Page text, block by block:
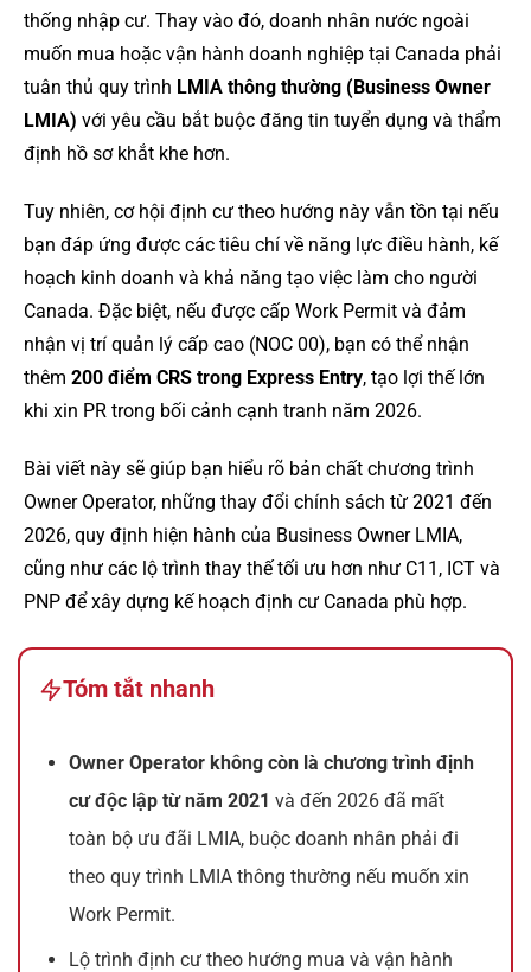
thống nhập cư. Thay vào đó, doanh nhân nước ngoài
muốn mua hoặc vận hành doanh nghiệp tại Canada phải
tuân thủ quy trình LMIA thông thường (Business Owner
LMIA) với yêu cầu bắt buộc đăng tin tuyển dụng và thẩm
định hồ sơ khắt khe hơn.
Tuy nhiên, cơ hội định cư theo hướng này vẫn tồn tại nếu
bạn đáp ứng được các tiêu chí về năng lực điều hành, kế
hoạch kinh doanh và khả năng tạo việc làm cho người
Canada. Đặc biệt, nếu được cấp Work Permit và đảm
nhận vị trí quản lý cấp cao (NOC 00), bạn có thể nhận
thêm 200 điểm CRS trong Express Entry, tạo lợi thế lớn
khi xin PR trong bối cảnh cạnh tranh năm 2026.
Bài viết này sẽ giúp bạn hiểu rõ bản chất chương trình
Owner Operator, những thay đổi chính sách từ 2021 đến
2026, quy định hiện hành của Business Owner LMIA,
cũng như các lộ trình thay thế tối ưu hơn như C11, ICT và
PNP để xây dựng kế hoạch định cư Canada phù hợp.
Tóm tắt nhanh
Owner Operator không còn là chương trình định
cư độc lập từ năm 2021 và đến 2026 đã mất
toàn bộ ưu đãi LMIA, buộc doanh nhân phải đi
theo quy trình LMIA thông thường nếu muốn xin
Work Permit.
Lộ trình định cư theo hướng mua và vận hành